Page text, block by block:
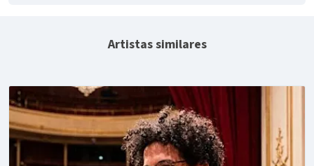
Artistas similares